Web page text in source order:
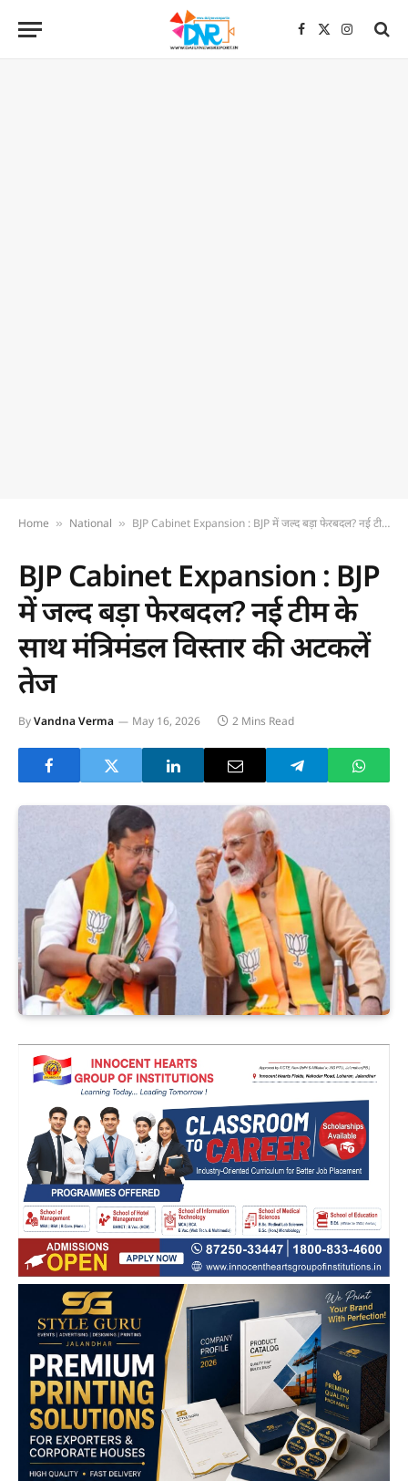
Facebook
X
Home » National » BJP Cabinet Expansion : BJP में जल्द बड़ा फेरबदल? नई टीम के साथ मंत्रिमंडल विस्तार की अटकलें तेज
BJP Cabinet Expansion : BJP
में जल्द बड़ा फेरबदल? नई टीम के
साथ मंत्रिमंडल विस्तार की अटकलें
तेज
ByVandna Verma May 16, 2026 2 Mins Read